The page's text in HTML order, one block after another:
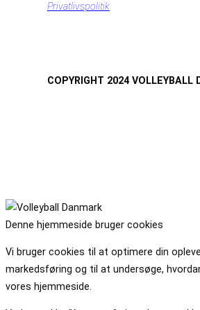
Privatlivspolitik
COPYRIGHT 2024 VOLLEYBALL
Denne hjemmeside bruger cookies
Vi bruger cookies til at optimere din
markedsføring og til at undersøge,
vores hjemmeside.